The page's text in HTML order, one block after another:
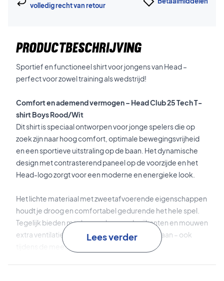
volledig recht van retour
PRODUCTBESCHRIJVING
Sportief en functioneel shirt voor jongens van Head –
perfect voor zowel training als wedstrijd!
Comfort en ademend vermogen – Head Club 25 Tech T-
shirt Boys Rood/Wit
Dit shirt is speciaal ontworpen voor jonge spelers die op
zoek zijn naar hoog comfort, optimale bewegingsvrijheid
en een sportieve uitstraling op de baan. Het dynamische
design met contrasterend paneel op de voorzijde en het
Head-logo zorgt voor een moderne en energieke look.
Het lichte materiaal met zweetafvoerende eigenschappen
houdt je droog en comfortabel gedurende het hele spel.
Tegelijk bieden mesh-panelen aan de zijkanten en mouwen
extra ventilatie, zodat jij tot het uiterste kunt gaan – ook
tijdens de meest intense rally’s.
Lees verder